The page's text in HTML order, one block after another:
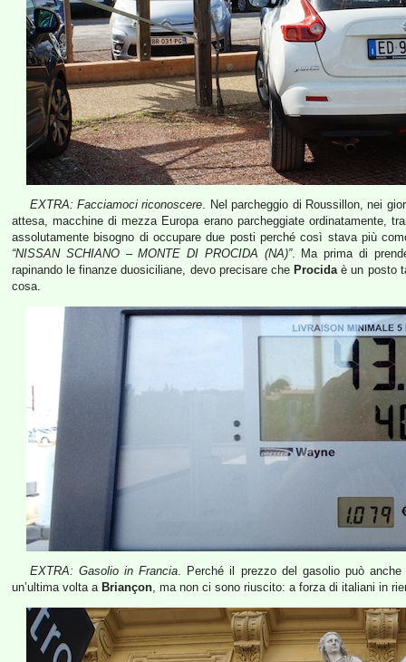
EXTRA: Facciamoci riconoscere. Nel parcheggio di Roussillon, nei
attesa, macchine di mezza Europa erano parcheggiate ordinatamente,
assolutamente bisogno di occupare due posti perché così stava più
“NISSAN SCHIANO – MONTE DI PROCIDA (NA)”. Ma prima di
rapinando le finanze duosiciliane, devo precisare che Procidaè un posto
cosa.
EXTRA: Gasolio in Francia. Perché il prezzo del gasolio può
un’ultima volta a Briançon, ma non ci sono riuscito: a forza di italiani in